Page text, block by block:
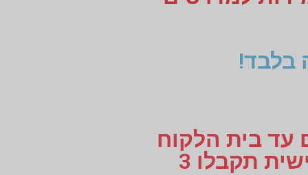
בלבד!
עד בית הלקוח
או עד למקום העבודה, לוקחים מידות למדרסים בהתאמה אישית תקבלו 3